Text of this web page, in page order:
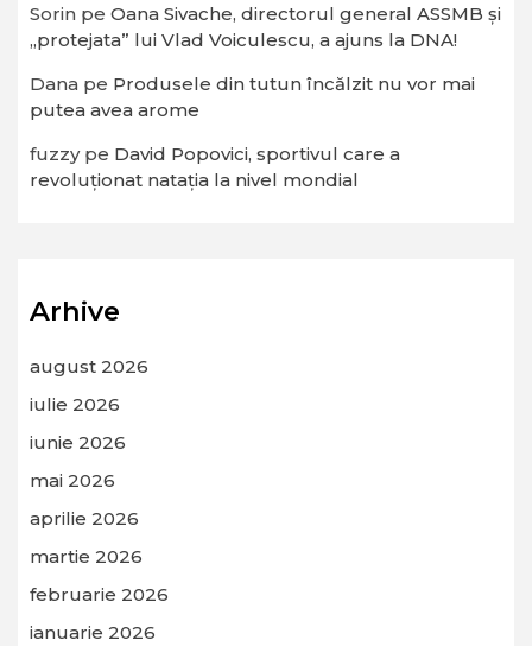
Sorin pe Oana Sivache, directorul general ASSMB și
„protejata” lui Vlad Voiculescu, a ajuns la DNA!
Dana pe Produsele din tutun încălzit nu vor mai
putea avea arome
fuzzype David Popovici, sportivul care a
revoluționat natația la nivel mondial
Arhive
august 2026
iulie 2026
iunie 2026
mai 2026
aprilie 2026
martie 2026
februarie 2026
ianuarie 2026